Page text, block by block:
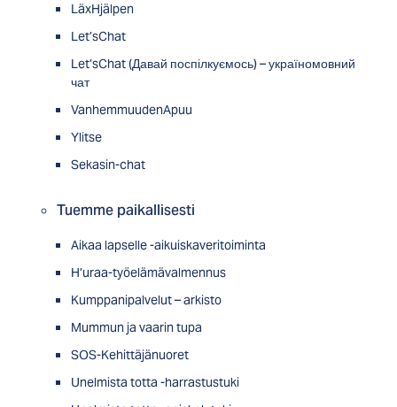
LäxHjälpen
Let’sChat
Let’sChat (Давай поспілкуємось) – україномовний
чат
VanhemmuudenApuu
Ylitse
Sekasin-chat
Tuemme paikallisesti
Aikaa lapselle -aikuiskaveritoiminta
H’uraa-työelämävalmennus
Kumppanipalvelut – arkisto
Mummun ja vaarin tupa
SOS-Kehittäjänuoret
Unelmista totta -harrastustuki